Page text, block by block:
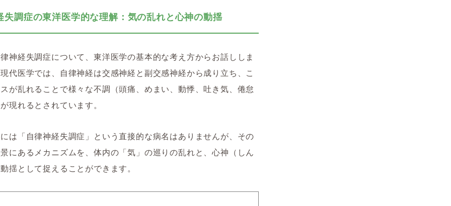
失調症の東洋医学的な理解：気の乱れと心神の動揺
神経失調症について、東洋医学の基本的な考え方からお話ししま
代医学では、自律神経は交感神経と副交感神経から成り立ち、こ
が乱れることで様々な不調（頭痛、めまい、動悸、吐き気、倦怠
現れるとされています。
は「自律神経失調症」という直接的な病名はありませんが、その
にあるメカニズムを、体内の「気」の巡りの乱れと、心神（しん
揺として捉えることができます。